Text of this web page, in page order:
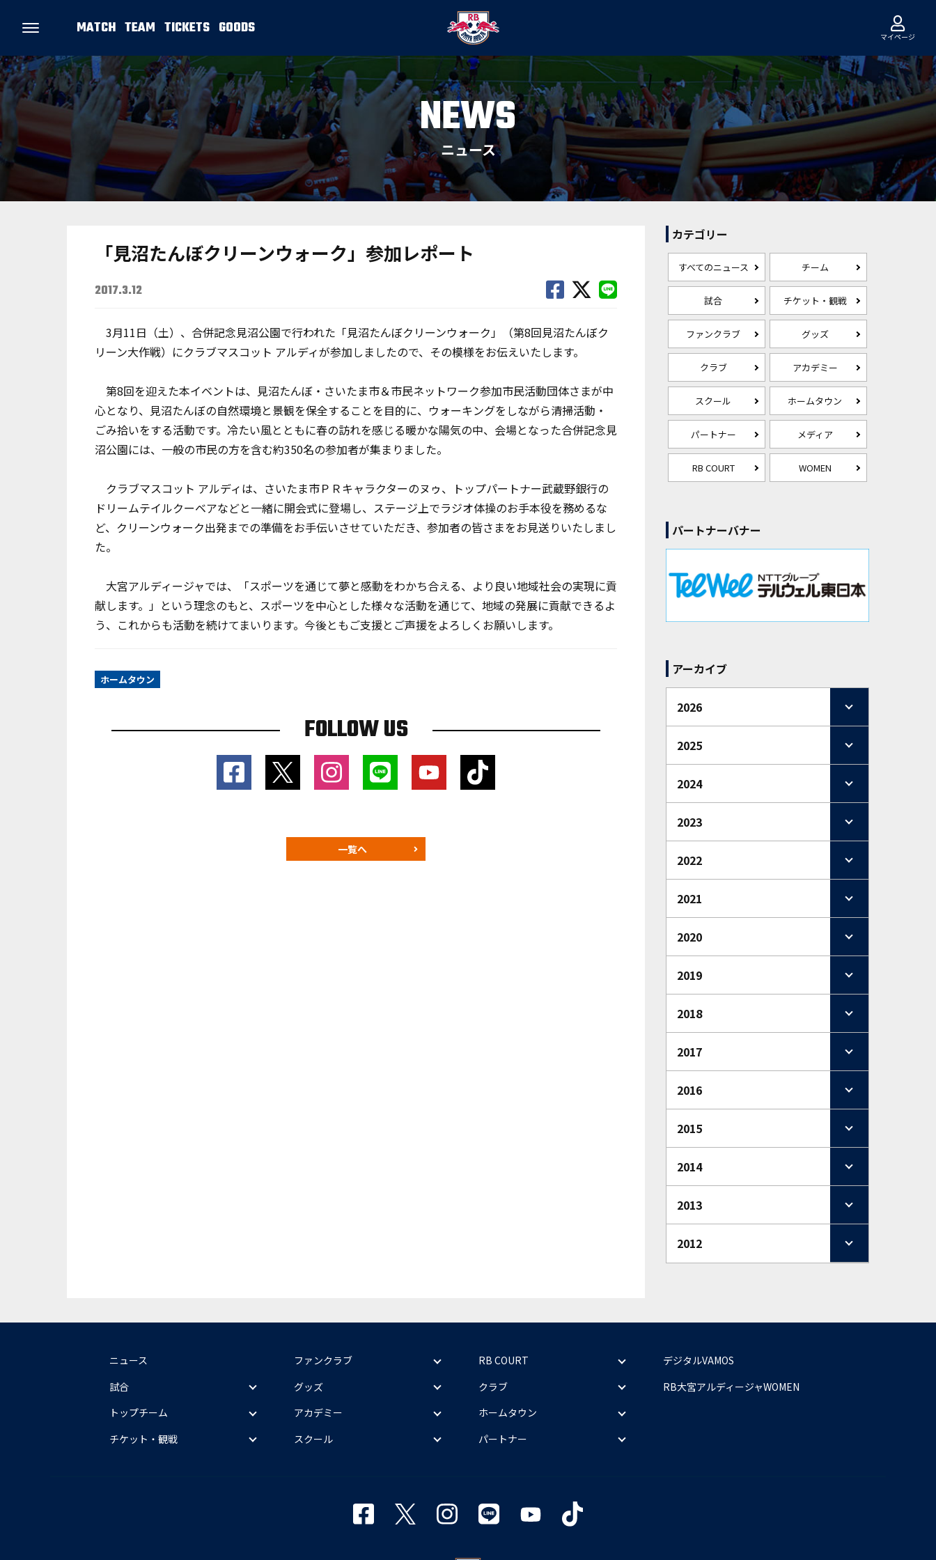
MATCH TEAM TICKETS GOODS マイページ
NEWS
ニュース
「見沼たんぼクリーンウォーク」参加レポート
2017.3.12
3月11日（土）、合併記念見沼公園で行われた「見沼たんぼクリーンウォーク」（第8回見沼たんぼク
リーン大作戦）にクラブマスコット アルディが参加しましたので、その模様をお伝えいたします。
第8回を迎えた本イベントは、見沼たんぼ・さいたま市＆市民ネットワーク参加市民活動団体さまが中
心となり、見沼たんぼの自然環境と景観を保全することを目的に、ウォーキングをしながら清掃活動・
ごみ拾いをする活動です。冷たい風とともに春の訪れを感じる暖かな陽気の中、会場となった合併記念見
沼公園には、一般の市民の方を含む約350名の参加者が集まりました。
クラブマスコット アルディは、さいたま市ＰＲキャラクターのヌゥ、トップパートナー武蔵野銀行の
ドリームテイルクーベアなどと一緒に開会式に登場し、ステージ上でラジオ体操のお手本役を務めるな
ど、クリーンウォーク出発までの準備をお手伝いさせていただき、参加者の皆さまをお見送りいたしまし
た。
大宮アルディージャでは、「スポーツを通じて夢と感動をわかち合える、より良い地域社会の実現に貢
献します。」という理念のもと、スポーツを中心とした様々な活動を通じて、地域の発展に貢献できるよ
う、これからも活動を続けてまいります。今後ともご支援とご声援をよろしくお願いします。
ホームタウン
FOLLOW US
一覧へ
カテゴリー
すべてのニュース チーム
試合 チケット・観戦
ファンクラブ グッズ
クラブ アカデミー
スクール ホームタウン
パートナー メディア
RB COURT WOMEN
パートナーバナー
アーカイブ
2026
2025
2024
2023
2022
2021
2020
2019
2018
2017
2016
2015
2014
2013
2012
ニュース
試合
トップチーム
チケット・観戦
ファンクラブ
グッズ
アカデミー
スクール
RB COURT
クラブ
ホームタウン
パートナー
デジタルVAMOS
RB大宮アルディージャWOMEN